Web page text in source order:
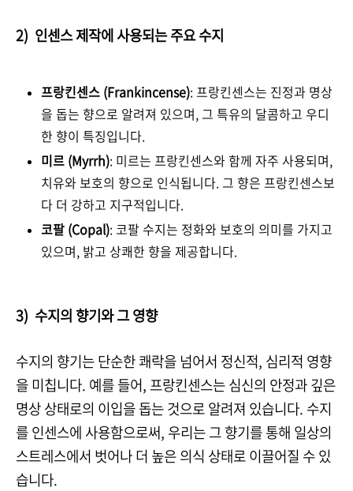
2) 인센스 제작에 사용되는 주요 수지
프랑킨센스 (Frankincense): 프랑킨센스는 진정과 명상
을 돕는 향으로 알려져 있으며, 그 특유의 달콤하고 우디
한 향이 특징입니다.
미르 (Myrrh): 미르는 프랑킨센스와 함께 자주 사용되며,
치유와 보호의 향으로 인식됩니다. 그 향은 프랑킨센스보
다 더 강하고 지구적입니다.
코팔 (Copal): 코팔 수지는 정화와 보호의 의미를 가지고
있으며, 밝고 상쾌한 향을 제공합니다.
3) 수지의 향기와 그 영향
수지의 향기는 단순한 쾌락을 넘어서 정신적, 심리적 영향
을 미칩니다. 예를 들어, 프랑킨센스는 심신의 안정과 깊은
명상 상태로의 이입을 돕는 것으로 알려져 있습니다. 수지
를 인센스에 사용함으로써, 우리는 그 향기를 통해 일상의
스트레스에서 벗어나 더 높은 의식 상태로 이끌어질 수 있
습니다.